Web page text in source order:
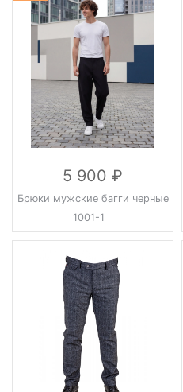
5 900
Брюки мужские багги черные
1001-1